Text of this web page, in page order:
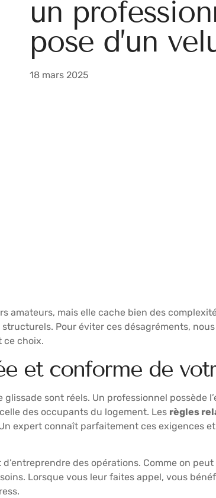
un
pose d’un
18 mars 2025
amateurs, mais elle cache bien des
Pour éviter ces désagréments,
ce choix.
et conforme de
sont réels. Un professionnel possède
des occupants du logement. Les règles
expert connaît parfaitement ces exigences
des opérations. Comme on peut
Lorsque vous leur faites appel, vous